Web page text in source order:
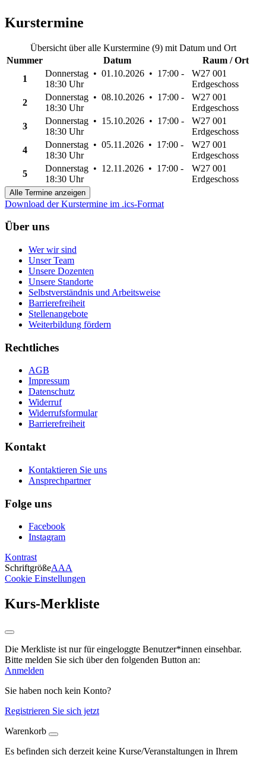
Kurstermine
Übersicht über alle Kurstermine (9) mit Datum und Ort
Nummer
Datum
Raum / Ort
1
Donnerstag • 01.10.2026 • 17:00 -
18:30 Uhr
W27 001
Erdgeschoss
2
Donnerstag • 08.10.2026 • 17:00 -
18:30 Uhr
W27 001
Erdgeschoss
3
Donnerstag • 15.10.2026 • 17:00 -
18:30 Uhr
W27 001
Erdgeschoss
4
Donnerstag • 05.11.2026 • 17:00 -
18:30 Uhr
W27 001
Erdgeschoss
5
Donnerstag • 12.11.2026 • 17:00 -
18:30 Uhr
W27 001
Erdgeschoss
Alle Termine anzeigen
Download der Kurstermine im .ics-Format
Über uns
Wer wir sind
Unser Team
Unsere Dozenten
Unsere Standorte
Selbstverständnis und Arbeitsweise
Barrierefreiheit
Stellenangebote
Weiterbildung fördern
Rechtliches
AGB
Impressum
Datenschutz
Widerruf
Widerrufsformular
Barrierefreiheit
Kontakt
Kontaktieren Sie uns
Ansprechpartner
Folge uns
Facebook
Instagram
Kontrast
SchriftgrößeAAA
Cookie Einstellungen
Kurs-Merkliste
Die Merkliste ist nur für eingeloggte Benutzer*innen einsehbar.
Bitte melden Sie sich über den folgenden Button an:
Anmelden
Sie haben noch kein Konto?
Registrieren Sie sich jetzt
Warenkorb
Es befinden sich derzeit keine Kurse/Veranstaltungen in Ihrem